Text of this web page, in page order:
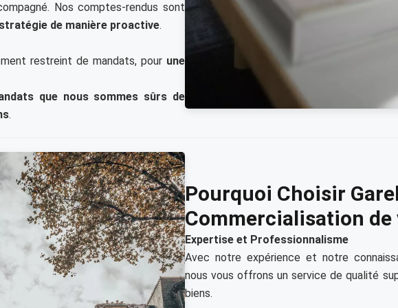
Nos comptes-rendus sont
de manière proactive.
restreint de mandats, pour une
que nous sommes sûrs de
.
Pourquoi Choisir
Commercialisation de
Expertise et Professionnalisme
Avec notre expérience et notre
nous vous offrons un service de qualité
biens.